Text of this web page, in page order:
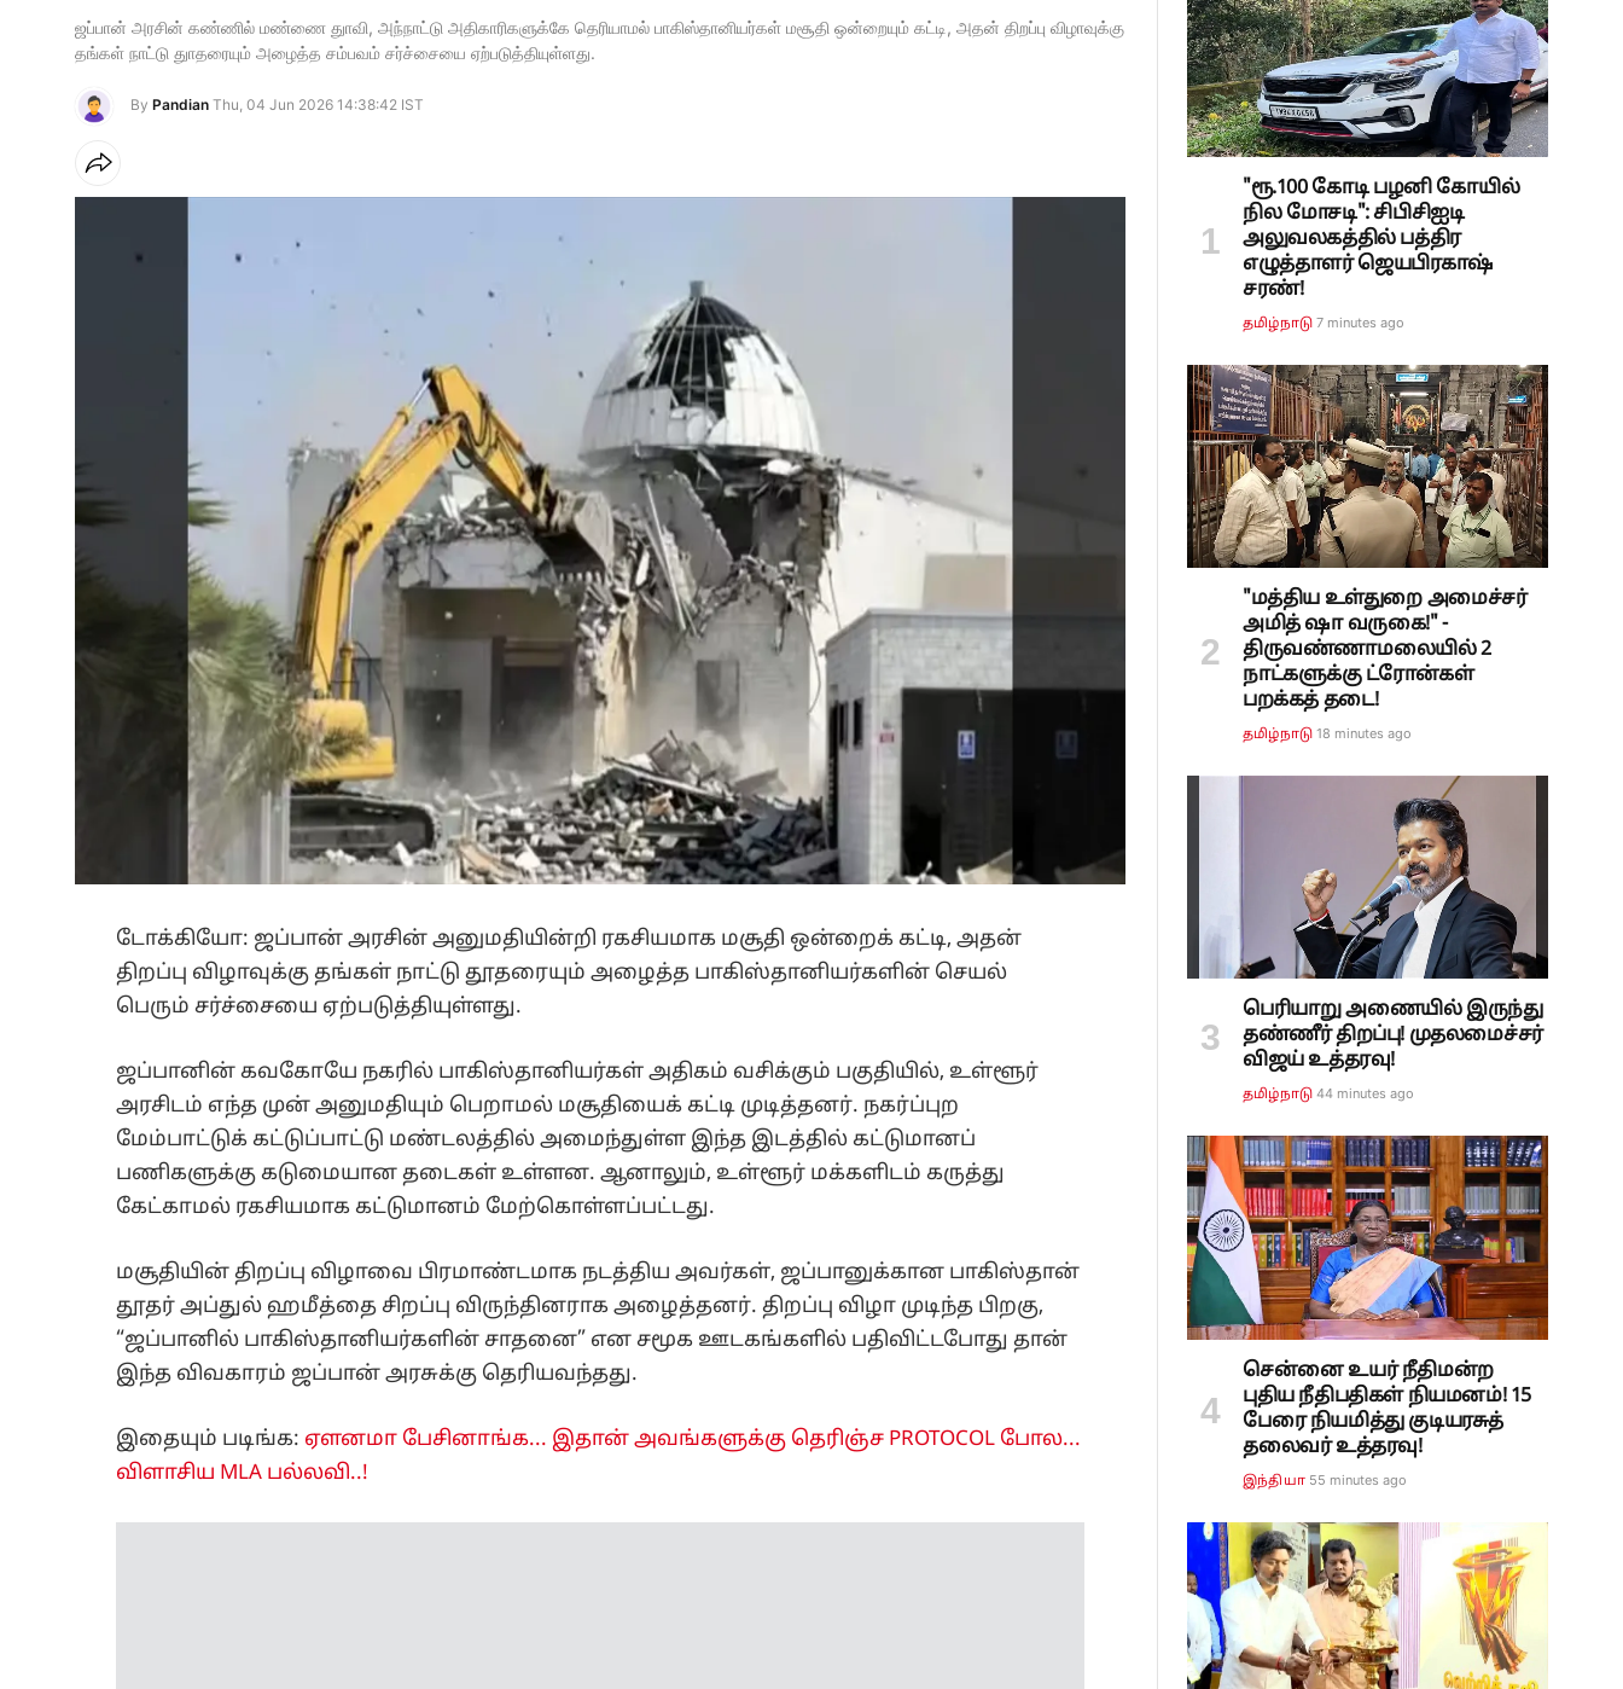
ஜப்பான் அரசின் கண்ணில் மண்ணை துாவி, அந்நாட்டு அதிகாரிகளுக்கே தெரியாமல் பாகிஸ்தானியர்கள் மசூதி ஒன்றையும் கட்டி, அதன் திறப்பு விழாவுக்கு
தங்கள் நாட்டு துாதரையும் அழைத்த சம்பவம் சர்ச்சையை ஏற்படுத்தியுள்ளது.
By Pandian Thu, 04 Jun 2026 14:38:42 IST
டோக்கியோ: ஜப்பான் அரசின் அனுமதியின்றி ரகசியமாக மசூதி ஒன்றைக் கட்டி, அதன்
திறப்பு விழாவுக்கு தங்கள் நாட்டு தூதரையும் அழைத்த பாகிஸ்தானியர்களின் செயல்
பெரும் சர்ச்சையை ஏற்படுத்தியுள்ளது.
ஜப்பானின் கவகோயே நகரில் பாகிஸ்தானியர்கள் அதிகம் வசிக்கும் பகுதியில், உள்ளூர்
அரசிடம் எந்த முன் அனுமதியும் பெறாமல் மசூதியைக் கட்டி முடித்தனர். நகர்ப்புற
மேம்பாட்டுக் கட்டுப்பாட்டு மண்டலத்தில் அமைந்துள்ள இந்த இடத்தில் கட்டுமானப்
பணிகளுக்கு கடுமையான தடைகள் உள்ளன. ஆனாலும், உள்ளூர் மக்களிடம் கருத்து
கேட்காமல் ரகசியமாக கட்டுமானம் மேற்கொள்ளப்பட்டது.
மசூதியின் திறப்பு விழாவை பிரமாண்டமாக நடத்திய அவர்கள், ஜப்பானுக்கான பாகிஸ்தான்
தூதர் அப்துல் ஹமீத்தை சிறப்பு விருந்தினராக அழைத்தனர். திறப்பு விழா முடிந்த பிறகு,
“ஜப்பானில் பாகிஸ்தானியர்களின் சாதனை” என சமூக ஊடகங்களில் பதிவிட்டபோது தான்
இந்த விவகாரம் ஜப்பான் அரசுக்கு தெரியவந்தது.
இதையும் படிங்க: ஏளனமா பேசினாங்க... இதான் அவங்களுக்கு தெரிஞ்ச PROTOCOL போல...
விளாசிய MLA பல்லவி..!
"ரூ.100 கோடி பழனி கோயில்
நில மோசடி": சிபிசிஐடி
அலுவலகத்தில் பத்திர
எழுத்தாளர் ஜெயபிரகாஷ்
சரண்!
தமிழ்நாடு 7 minutes ago
"மத்திய உள்துறை அமைச்சர்
அமித் ஷா வருகை!" -
திருவண்ணாமலையில் 2
நாட்களுக்கு ட்ரோன்கள்
பறக்கத் தடை!
தமிழ்நாடு 18 minutes ago
பெரியாறு அணையில் இருந்து
தண்ணீர் திறப்பு! முதலமைச்சர்
விஜய் உத்தரவு!
தமிழ்நாடு 44 minutes ago
சென்னை உயர் நீதிமன்ற
புதிய நீதிபதிகள் நியமனம்! 15
பேரை நியமித்து குடியரசுத்
தலைவர் உத்தரவு!
இந்தியா 55 minutes ago